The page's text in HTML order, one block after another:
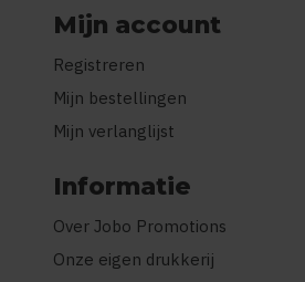
Mijn account
Registreren
Mijn bestellingen
Mijn verlanglijst
Informatie
Over Jobo Promotions
Onze eigen drukkerij